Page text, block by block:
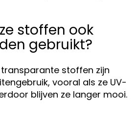
stoffen ook
gebruikt?
stoffen zijn
vooral als ze UV-
blijven ze langer mooi.